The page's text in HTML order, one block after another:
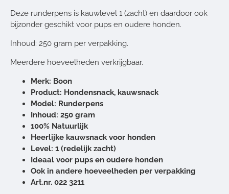
Deze runderpens is kauwlevel 1 (zacht) en daardoor ook
bijzonder geschikt voor pups en oudere honden.
Inhoud: 250 gram per verpakking.
Meerdere hoeveelheden verkrijgbaar.
Merk: Boon
Product: Hondensnack, kauwsnack
Model: Runderpens
Inhoud: 250 gram
100% Natuurlijk
Heerlijke kauwsnack voor honden
Level: 1 (redelijk zacht)
Ideaal voor pups en oudere honden
Ook in andere hoeveelheden per verpakking
Art.nr. 022 3211